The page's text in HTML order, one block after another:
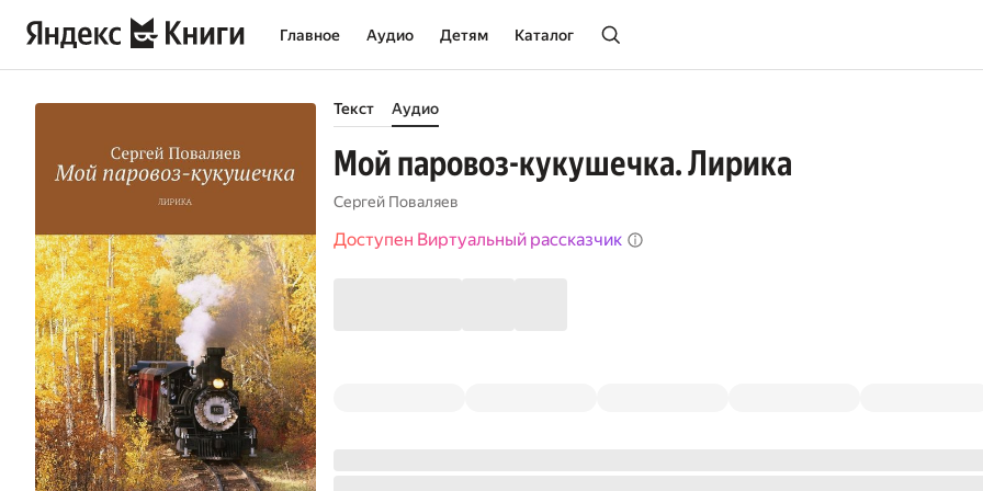
Главное Аудио Детям Каталог
Текст Аудио
Мой паровоз-кукушечка. Лирика
Сергей Поваляев
Доступен Виртуальный рассказчик